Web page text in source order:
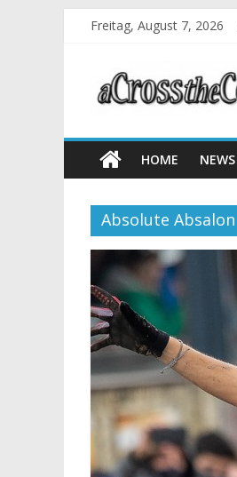
Freitag, August 7, 2026
HOME NEWS
Absolute Absalon